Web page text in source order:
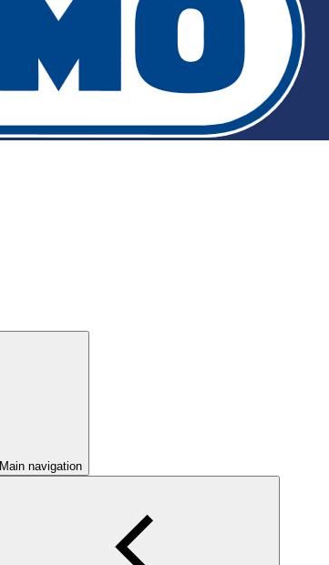
Main navigation